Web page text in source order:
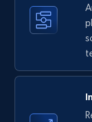
35.3K+
upc numbers
Title, Seller